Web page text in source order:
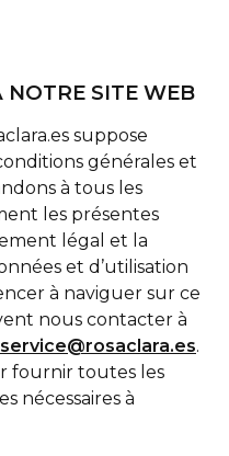
NOTRE SITE WEB
suppose
générales et
à tous les
les présentes
légal et la
et d’utilisation
à naviguer sur ce
nous contacter à
.
fournir toutes les
nécessaires à